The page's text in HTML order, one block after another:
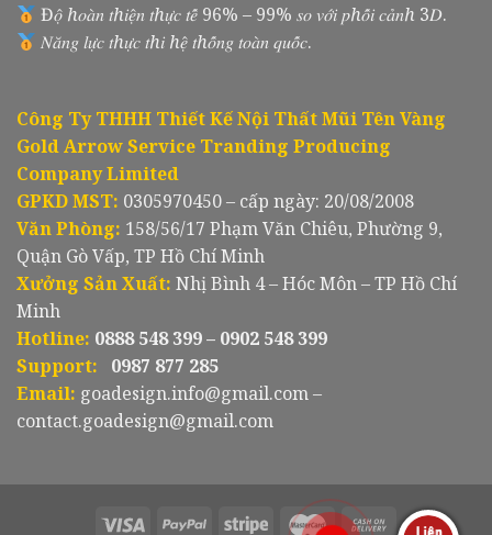
Đ𝑜̣̂ ℎ𝑜𝑎̀𝑛 𝑡ℎ𝑖𝑒̣̂𝑛 𝑡ℎ𝑢̛̣𝑐 𝑡𝑒̂́ 96% – 99% 𝑠𝑜 𝑣𝑜̛́𝑖 𝑝ℎ𝑜̂́𝑖 𝑐𝑎̉𝑛ℎ 3𝐷.
𝑁𝑎̆𝑛𝑔 𝑙𝑢̛̣𝑐 𝑡ℎ𝑢̛̣𝑐 𝑡ℎ𝑖 ℎ𝑒̣̂ 𝑡ℎ𝑜̂́𝑛𝑔 𝑡𝑜𝑎̀𝑛 𝑞𝑢𝑜̂́𝑐.
Công Ty THHH Thiết Kế Nội Thất Mũi Tên Vàng
Gold Arrow Service Tranding Producing
Company Limited
GPKD MST: 0305970450 – cấp ngày: 20/08/2008
Văn Phòng: 158/56/17 Phạm Văn Chiêu, Phường 9,
Quận Gò Vấp, TP Hồ Chí Minh
Xưởng Sản Xuất: Nhị Bình 4 – Hóc Môn – TP Hồ Chí
Minh
Hotline: 0888 548 399 – 0902 548 399
Support:
0987 877 285
Email: goadesign.info@gmail.com –
contact.goadesign@gmail.com